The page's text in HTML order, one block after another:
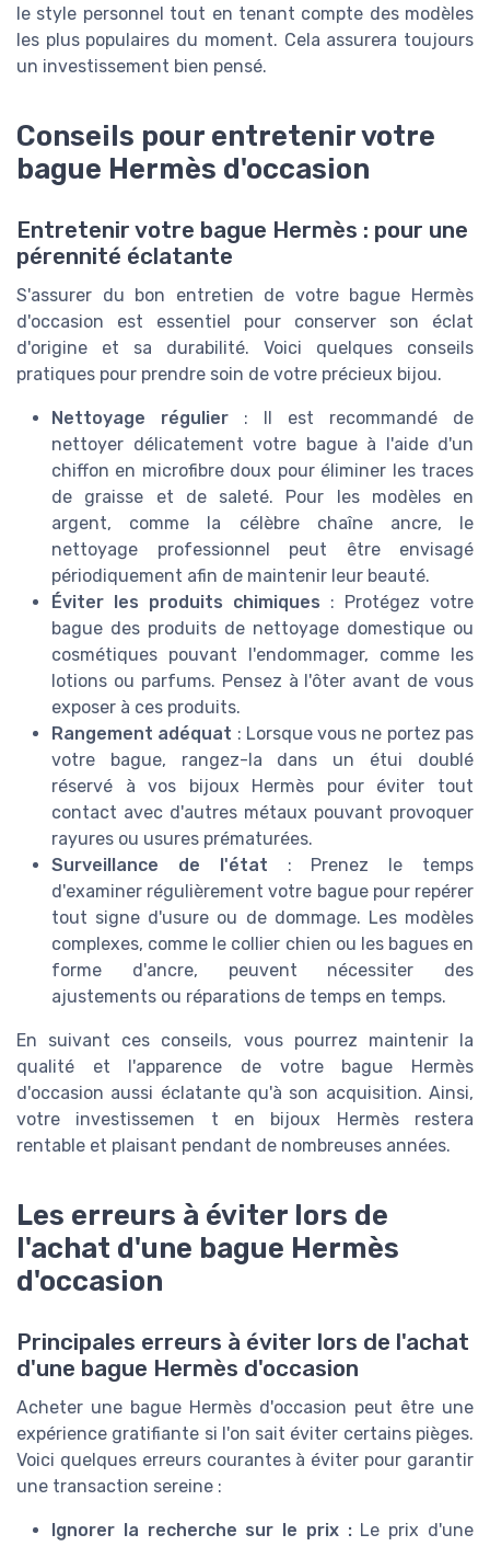
le style personnel tout en tenant compte des modèles
les plus populaires du moment. Cela assurera toujours
un investissement bien pensé.
Conseils pour entretenir votre
bague Hermès d'occasion
Entretenir votre bague Hermès : pour une
pérennité éclatante
S'assurer du bon entretien de votre bague Hermès
d'occasion est essentiel pour conserver son éclat
d'origine et sa durabilité. Voici quelques conseils
pratiques pour prendre soin de votre précieux bijou.
Nettoyage régulier : Il est recommandé de
nettoyer délicatement votre bague à l'aide d'un
chiffon en microfibre doux pour éliminer les traces
de graisse et de saleté. Pour les modèles en
argent, comme la célèbre chaîne ancre, le
nettoyage professionnel peut être envisagé
périodiquement afin de maintenir leur beauté.
Éviter les produits chimiques : Protégez votre
bague des produits de nettoyage domestique ou
cosmétiques pouvant l'endommager, comme les
lotions ou parfums. Pensez à l'ôter avant de vous
exposer à ces produits.
Rangement adéquat : Lorsque vous ne portez pas
votre bague, rangez-la dans un étui doublé
réservé à vos bijoux Hermès pour éviter tout
contact avec d'autres métaux pouvant provoquer
rayures ou usures prématurées.
Surveillance de l'état : Prenez le temps
d'examiner régulièrement votre bague pour repérer
tout signe d'usure ou de dommage. Les modèles
complexes, comme le collier chien ou les bagues en
forme d'ancre, peuvent nécessiter des
ajustements ou réparations de temps en temps.
En suivant ces conseils, vous pourrez maintenir la
qualité et l'apparence de votre bague Hermès
d'occasion aussi éclatante qu'à son acquisition. Ainsi,
votre investissemen t en bijoux Hermès restera
rentable et plaisant pendant de nombreuses années.
Les erreurs à éviter lors de
l'achat d'une bague Hermès
d'occasion
Principales erreurs à éviter lors de l'achat
d'une bague Hermès d'occasion
Acheter une bague Hermès d'occasion peut être une
expérience gratifiante si l'on sait éviter certains pièges.
Voici quelques erreurs courantes à éviter pour garantir
une transaction sereine :
Ignorer la recherche sur le prix :Le prix d'une